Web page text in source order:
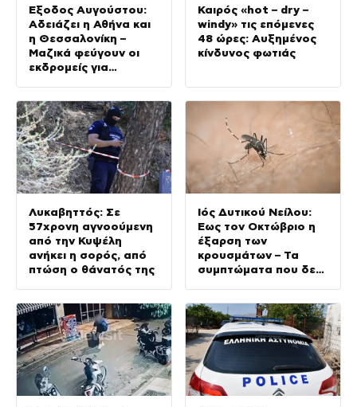
Έξοδος Αυγούστου:
Αδειάζει η Αθήνα και
η Θεσσαλονίκη –
Μαζικά φεύγουν οι
εκδρομείς για
Καιρός «hot – dry –
windy» τις επόμενες
48 ώρες: Αυξημένος
κίνδυνος φωτιάς
Λυκαβηττός: Σε
57χρονη αγνοούμενη
από την Κυψέλη
ανήκει η σορός, από
πτώση ο θάνατός της
Ιός Δυτικού Νείλου:
Έως τον Οκτώβριο η
έξαρση των
κρουσμάτων – Τα
συμπτώματα που δεν